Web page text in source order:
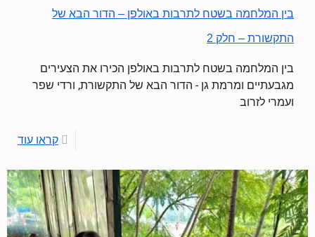
בין המלחמה בשטח לתרבות באולפן – הדור הבא של
התקשורת – חלק 2
בין המלחמה בשטח לתרבות באולפן הכירו את הצעירים
מגבעתיים ומרמת גן - הדור הבא של התקשורת, ורדי שפר
ועמרי לזרוב
קראו עוד